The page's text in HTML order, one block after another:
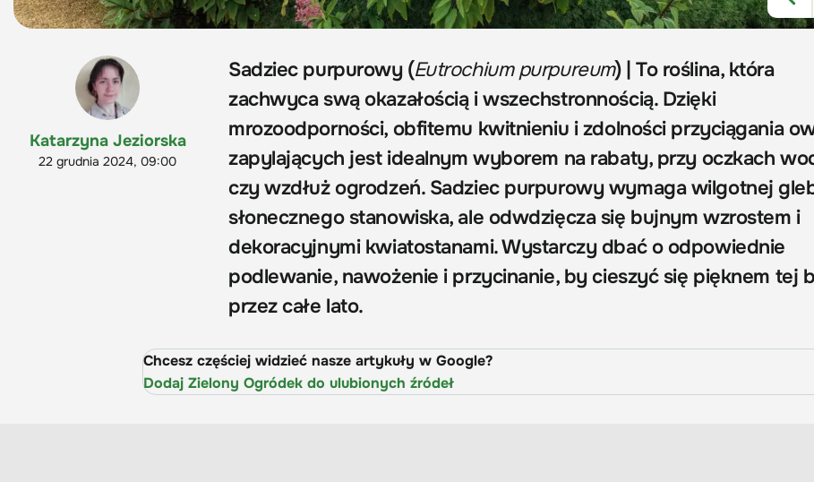
Katarzyna Jeziorska
22 grudnia 2024, 09:00
Sadziec purpurowy (Eutrochium purpureum) | To roślina, która
zachwyca swą okazałością i wszechstronnością. Dzięki
mrozoodporności, obfitemu kwitnieniu i zdolności przyciągania
zapylających jest idealnym wyborem na rabaty, przy oczkach
czy wzdłuż ogrodzeń. Sadziec purpurowy wymaga wilgotnej
słonecznego stanowiska, ale odwdzięcza się bujnym wzrostem i
dekoracyjnymi kwiatostanami. Wystarczy dbać o odpowiednie
podlewanie, nawożenie i przycinanie, by cieszyć się pięknem tej
przez całe lato.
Chcesz częściej widzieć nasze artykuły w Google?
Dodaj Zielony Ogródek do ulubionych źródeł